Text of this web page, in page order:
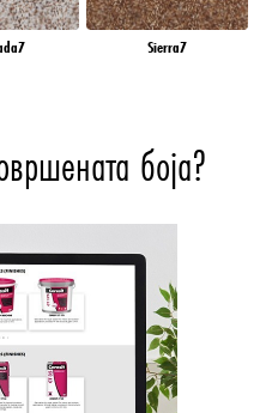
Sierra7
боја?